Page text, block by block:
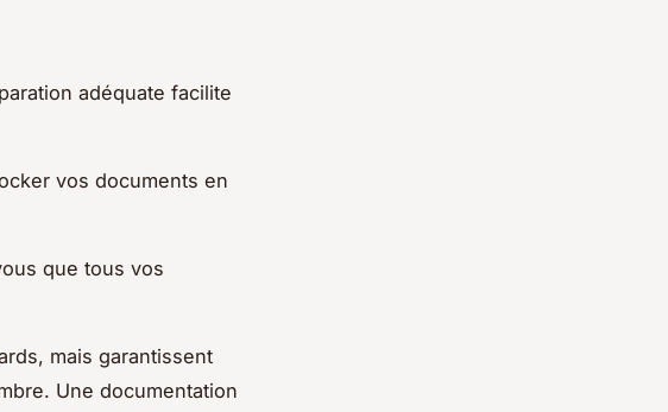
adéquate facilite
vos documents en
que tous vos
mais garantissent
Une documentation